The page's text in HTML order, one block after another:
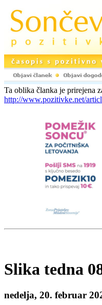
Ta oblika članka je prirejena
http://www.pozitivke.net/
Slika tedna
nedelja, 20. februar